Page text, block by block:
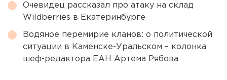
Очевидец рассказал про атаку на склад
Wildberries в Екатеринбурге
Водяное перемирие кланов: о политической
ситуации в Каменске-Уральском – колонка
шеф-редактора ЕАН Артема Рябова